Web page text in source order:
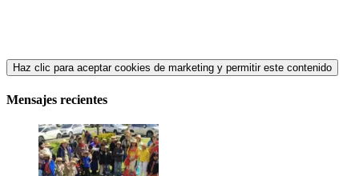
Haz clic para aceptar cookies de marketing y permitir este contenido
Mensajes recientes